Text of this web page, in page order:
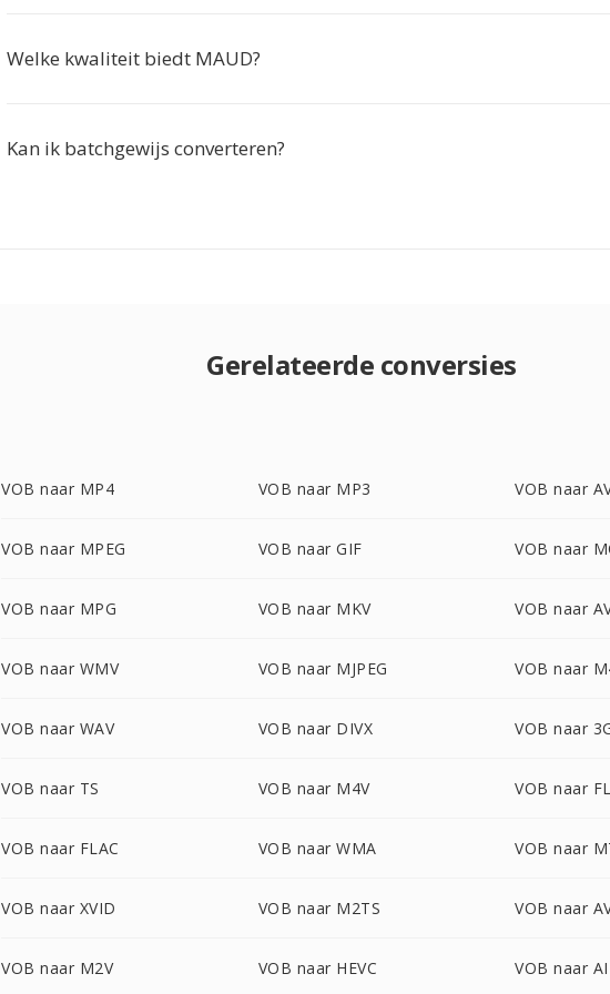
Welke kwaliteit biedt MAUD?
Kan ik batchgewijs converteren?
Gerelateerde conversies
VOB naar MP4 VOB naar MP3 VOB naar
VOB naar MPEG VOB naar GIF VOB naar
VOB naar MPG VOB naar MKV VOB naar
VOB naar WMV VOB naar MJPEG VOB naar
VOB naar WAV VOB naar DIVX VOB naar
VOB naar TS VOB naar M4V VOB naar
VOB naar FLAC VOB naar WMA VOB naar
VOB naar XVID VOB naar M2TS VOB naar
VOB naar M2V VOB naar HEVC VOB naar